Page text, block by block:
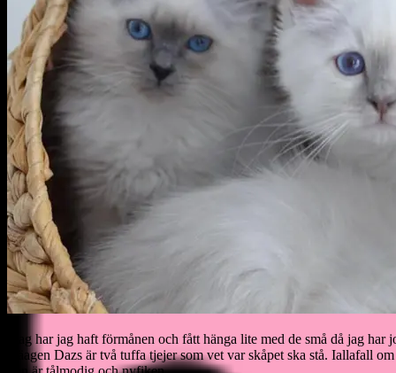
Idag har jag haft förmånen och fått hänga lite med de små då jag
Häagen Dazs är två tuffa tjejer som vet var skåpet ska stå. Iallafall